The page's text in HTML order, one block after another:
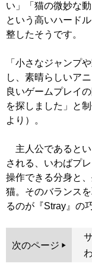
い」「猫の微妙な
という高いハード
整したそうです。
「小さなジャンプ
し、素晴らしいア
良いゲームプレイ
を探しました」と
より）。
主人公であるとい
される、いわばプ
操作できる分身と
猫。そのバランス
るのが『Stray』の
次のページ